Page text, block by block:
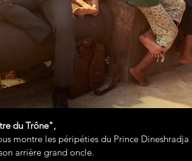
du Trône",
montre les péripéties du Prince Dineshradja
arrière grand oncle.